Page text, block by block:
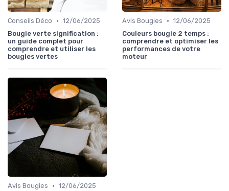
Conseils Déco • 12/06/2025
Bougie verte signification :
un guide complet pour
comprendre et utiliser les
bougies vertes
Avis Bougies • 12/06/2025
Couleurs bougie 2 temps :
comprendre et optimiser les
performances de votre
moteur
Avis Bougies • 12/06/2025